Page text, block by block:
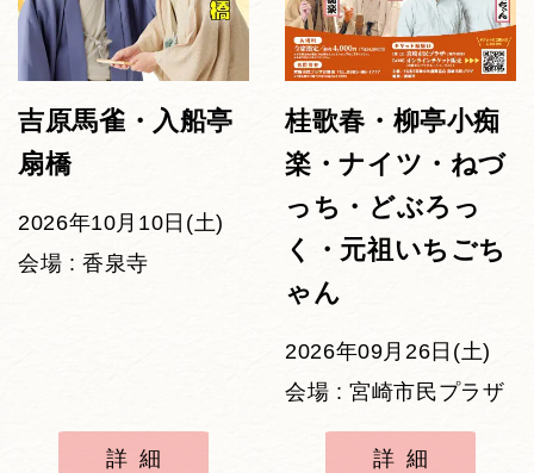
吉原馬雀・入船亭
扇橋
2026年10月10日(土)
会場 : 香泉寺
詳細
桂歌春・柳亭小痴
楽・ナイツ・ねづ
っち・どぶろっ
く・元祖いちごち
ゃん
2026年09月26日(土)
会場 : 宮崎市民プラザ
詳細